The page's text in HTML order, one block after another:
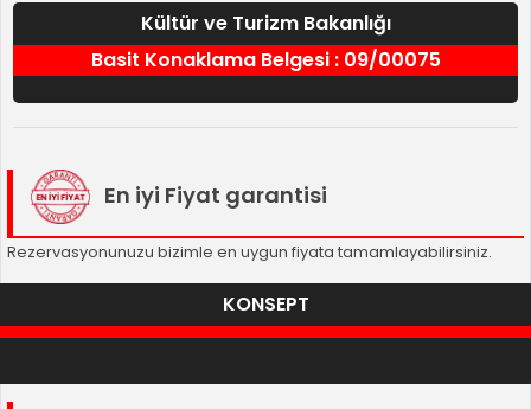
Kültür ve Turizm Bakanlığı
Basit Konaklama Belgesi : 09/00075
En iyi Fiyat garantisi
Rezervasyonunuzu bizimle en uygun fiyata tamamlayabilirsiniz.
KONSEPT